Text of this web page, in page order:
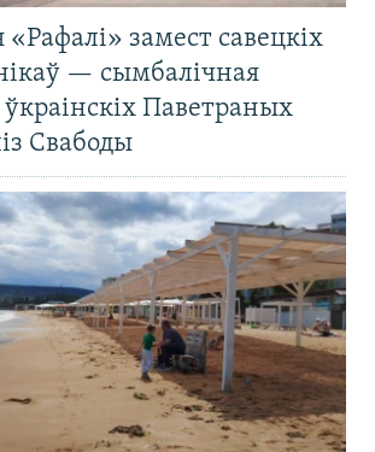
замест савецкіх
— сымбалічная
Паветраных
Свабоды